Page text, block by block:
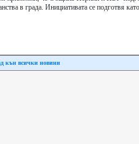
в града. Инициативата се подготвя
кън всички новини